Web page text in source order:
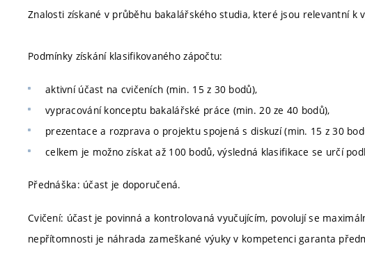
Znalosti získané v průběhu bakalářského studia, které jsou relevantní k
Podmínky získání klasifikovaného zápočtu:
aktivní účast na cvičeních (min. 15 z 30 bodů),
vypracování konceptu bakalářské práce (min. 20 ze 40 bodů),
prezentace a rozprava o projektu spojená s diskuzí (min. 15 z 30
celkem je možno získat až 100 bodů, výsledná klasifikace se určí
Přednáška: účast je doporučená.
Cvičení: účast je povinná a kontrolovaná vyučujícím, povolují se
nepřítomnosti je náhrada zameškané výuky v kompetenci garanta